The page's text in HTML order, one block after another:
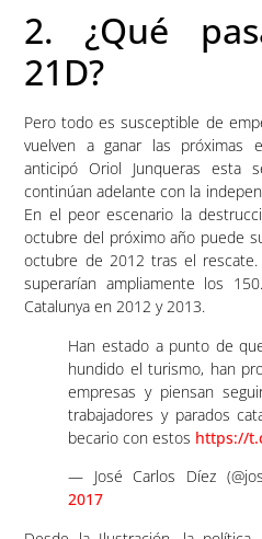
2. ¿Qué
21D?
Pero todo es susceptible de
vuelven a ganar las próximas
anticipó Oriol Junqueras esta
continúan adelante con la
En el peor escenario la
octubre del próximo año puede
octubre de 2012 tras el
superarían ampliamente los
Catalunya en 2012 y 2013.
Han estado a punto de
hundido el turismo, han
empresas y piensan
trabajadores y parados
becario con estos https://
— José Carlos Díez
2017